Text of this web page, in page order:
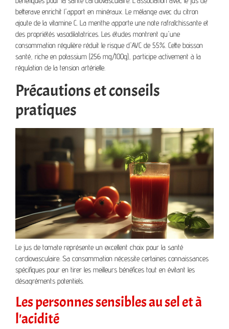
betterave enrichit l'apport en minéraux. Le mélange avec du citron
ajoute de la vitamine C. La menthe apporte une note rafraîchissante et
des propriétés vasodilatatrices. Les études montrent qu'une
consommation régulière réduit le risque d'AVC de 55%. Cette boisson
santé, riche en potassium (256 mg/100g), participe activement à la
régulation de la tension artérielle.
Précautions et conseils
pratiques
Le jus de tomate représente un excellent choix pour la santé
cardiovasculaire. Sa consommation nécessite certaines connaissances
spécifiques pour en tirer les meilleurs bénéfices tout en évitant les
désagréments potentiels.
Les personnes sensibles au sel et à
l'acidité